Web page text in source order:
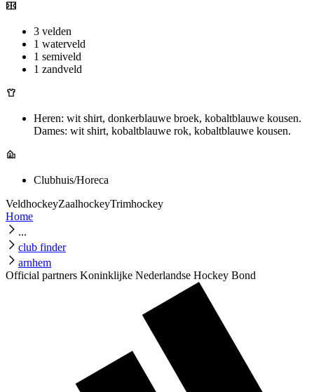
3 velden
1 waterveld
1 semiveld
1 zandveld
Heren: wit shirt, donkerblauwe broek, kobaltblauwe kousen.
Dames: wit shirt, kobaltblauwe rok, kobaltblauwe kousen.
Clubhuis/Horeca
VeldhockeyZaalhockeyTrimhockey
Home
...
club finder
arnhem
Official partners Koninklijke Nederlandse Hockey Bond